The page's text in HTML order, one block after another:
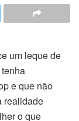
um leque de
e que não
realidade
o que